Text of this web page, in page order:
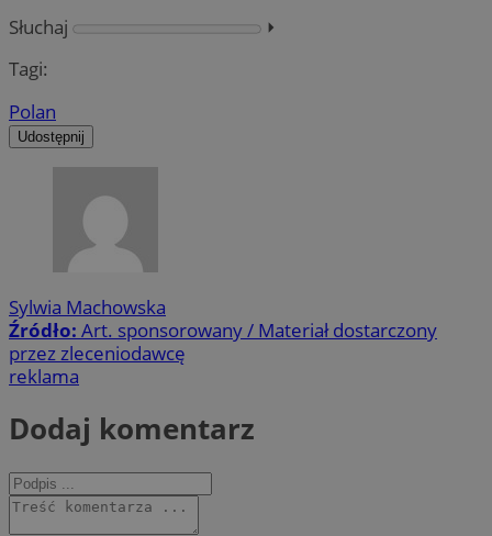
Słuchaj
⏵︎
Tagi:
Polan
Udostępnij
Sylwia Machowska
Źródło: Art. sponsorowany / Materiał dostarczony
przez zleceniodawcę
reklama
Dodaj komentarz